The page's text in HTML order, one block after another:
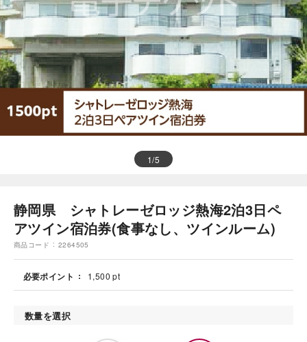
1/5
静岡県 シャトレーゼロッジ熱海2泊3日ペ
アツイン宿泊券(食事なし、ツインルーム)
商品コード 2264505
必要ポイント 1,500 pt
数量を選択